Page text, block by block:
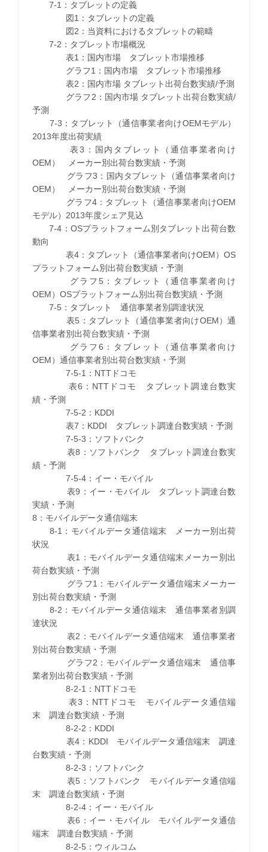
7-1：タブレットの定義
図1：タブレットの定義
図2：当資料におけるタブレットの範疇
7-2：タブレット市場概況
表1：国内市場 タブレット市場推移
グラフ1：国内市場 タブレット市場推移
表2：国内市場 タブレット出荷台数実績/予測
グラフ2：国内市場 タブレット出荷台数実績/
予測
7-3：タブレット（通信事業者向けOEMモデル）
2013年度出荷実績
表3：国内タブレット（通信事業者向け
OEM） メーカー別出荷台数実績・予測
グラフ3：国内タブレット（通信事業者向け
OEM） メーカー別出荷台数実績・予測
グラフ4：タブレット（通信事業者向けOEM
モデル）2013年度シェア見込
7-4：OSプラットフォーム別タブレット出荷台数
動向
表4：タブレット（通信事業者向けOEM）OS
プラットフォーム別出荷台数実績・予測
グラフ5：タブレット（通信事業者向け
OEM）OSプラットフォーム別出荷台数実績・予測
7-5：タブレット 通信事業者別調達状況
表5：タブレット（通信事業者向けOEM）通
信事業者別出荷台数実績・予測
グラフ6：タブレット（通信事業者向け
OEM）通信事業者別出荷台数実績・予測
7-5-1：NTTドコモ
表6：NTTドコモ タブレット調達台数実
績・予測
7-5-2：KDDI
表7：KDDI タブレット調達台数実績・予測
7-5-3：ソフトバンク
表8：ソフトバンク タブレット調達台数実
績・予測
7-5-4：イー・モバイル
表9：イー・モバイル タブレット調達台数
実績・予測
8：モバイルデータ通信端末
8-1：モバイルデータ通信端末 メーカー別出荷
状況
表1：モバイルデータ通信端末メーカー別出
荷台数実績・予測
グラフ1：モバイルデータ通信端末メーカー
別出荷台数実績・予測
8-2：モバイルデータ通信端末 通信事業者別調
達状況
表2：モバイルデータ通信端末 通信事業者
別出荷台数実績・予測
グラフ2：モバイルデータ通信端末 通信事
業者別出荷台数実績・予測
8-2-1：NTTドコモ
表3：NTTドコモ モバイルデータ通信端
末 調達台数実績・予測
8-2-2：KDDI
表4：KDDI モバイルデータ通信端末 調達
台数実績・予測
8-2-3：ソフトバンク
表5：ソフトバンク モバイルデータ通信端
末 調達台数実績・予測
8-2-4：イー・モバイル
表6：イー・モバイル モバイルデータ通信
端末 調達台数実績・予測
8-2-5：ウィルコム